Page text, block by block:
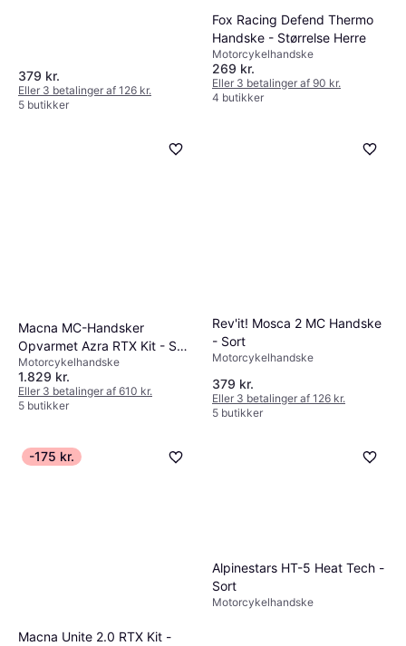
379 kr.
Eller 3 betalinger af 126 kr.
5 butikker
Fox Racing Defend Thermo
Handske - Størrelse Herre
Motorcykelhandske
269 kr.
Eller 3 betalinger af 90 kr.
4 butikker
Macna MC-Handsker
Opvarmet Azra RTX Kit - Sort
Herre, Unisex, Voksen
Motorcykelhandske
1.829 kr.
Eller 3 betalinger af 610 kr.
5 butikker
Rev'it! Mosca 2 MC Handske
- Sort
Motorcykelhandske
379 kr.
Eller 3 betalinger af 126 kr.
5 butikker
-175 kr.
Macna Unite 2.0 RTX Kit -
Alpinestars HT-5 Heat Tech -
Sort
Motorcykelhandske